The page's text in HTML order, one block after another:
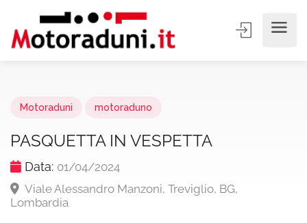
Motoraduni motoraduno
PASQUETTA IN VESPETTA
Data: 01/04/2024
Viale Alessandro Manzoni, Treviglio, BG,
Lombardia